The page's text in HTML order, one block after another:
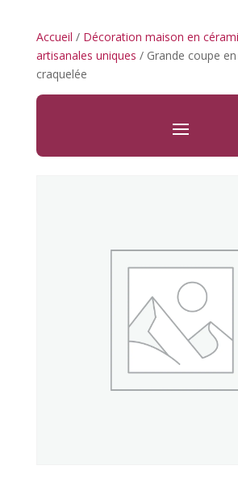
Accueil / Décoration maison en
artisanales uniques / Grande coupe
craquelée